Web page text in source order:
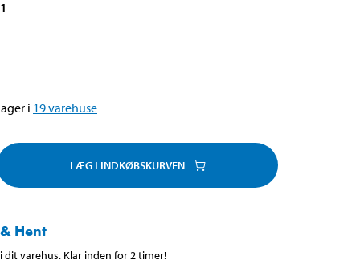
i 19varehuse
LÆG I INDKØBSKURVEN
Hent
dit varehus. Klar inden for 2 timer!